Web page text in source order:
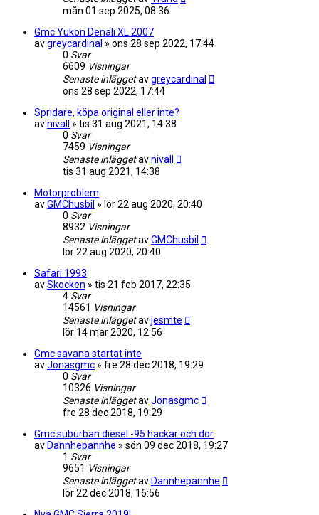
mån 01 sep 2025, 08:36
Gmc Yukon Denali XL 2007
avgreycardinal » ons 28 sep 2022, 17:44
0 Svar
6609 Visningar
Senaste inläggetavgreycardinal
ons 28 sep 2022, 17:44
Spridare, köpa original eller inte?
avnivall » tis 31 aug 2021, 14:38
0 Svar
7459 Visningar
Senaste inläggetavnivall
tis 31 aug 2021, 14:38
Motorproblem
avGMChusbil » lör 22 aug 2020, 20:40
0 Svar
8932 Visningar
Senaste inläggetavGMChusbil
lör 22 aug 2020, 20:40
Safari 1993
avSkocken » tis 21 feb 2017, 22:35
4 Svar
14561 Visningar
Senaste inläggetavjesmte
lör 14 mar 2020, 12:56
Gmc savana startat inte
avJonasgmc » fre 28 dec 2018, 19:29
0 Svar
10326 Visningar
Senaste inläggetavJonasgmc
fre 28 dec 2018, 19:29
Gmc suburban diesel -95 hackar och dör
av Dannhepannhe » sön 09 dec 2018, 19:27
1 Svar
9651 Visningar
Senaste inläggetav Dannhepannhe
lör 22 dec 2018, 16:56